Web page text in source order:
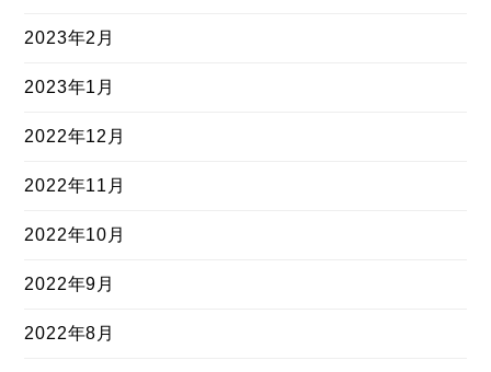
2023年2月
2023年1月
2022年12月
2022年11月
2022年10月
2022年9月
2022年8月